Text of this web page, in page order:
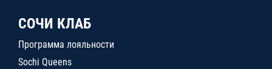
СОЧИ КЛАБ
Программа лояльности
Sochi Queens